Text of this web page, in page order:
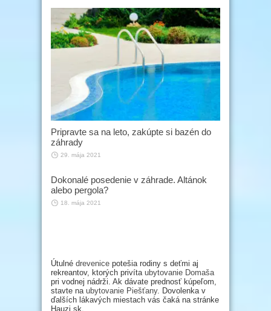
Pripravte sa na leto, zakúpte si bazén do
záhrady
29. mája 2021
Dokonalé posedenie v záhrade. Altánok
alebo pergola?
18. mája 2021
Útulné drevenice potešia rodiny s deťmi aj
rekreantov, ktorých privíta ubytovanie Domaša
pri vodnej nádrži. Ak dávate prednosť kúpeľom,
stavte na ubytovanie Piešťany. Dovolenka v
ďalších lákavých miestach vás čaká na stránke
Hauzi sk.